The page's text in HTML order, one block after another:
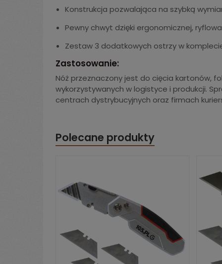
Konstrukcja pozwalająca na szybką
Pewny chwyt dzięki ergonomicznej,
Zestaw 3 dodatkowych ostrzy w
Zastosowanie:
Nóż przeznaczony jest do cięcia kartonów,
wykorzystywanych w logistyce i produkcji.
centrach dystrybucyjnych oraz firmach
Polecane produkty